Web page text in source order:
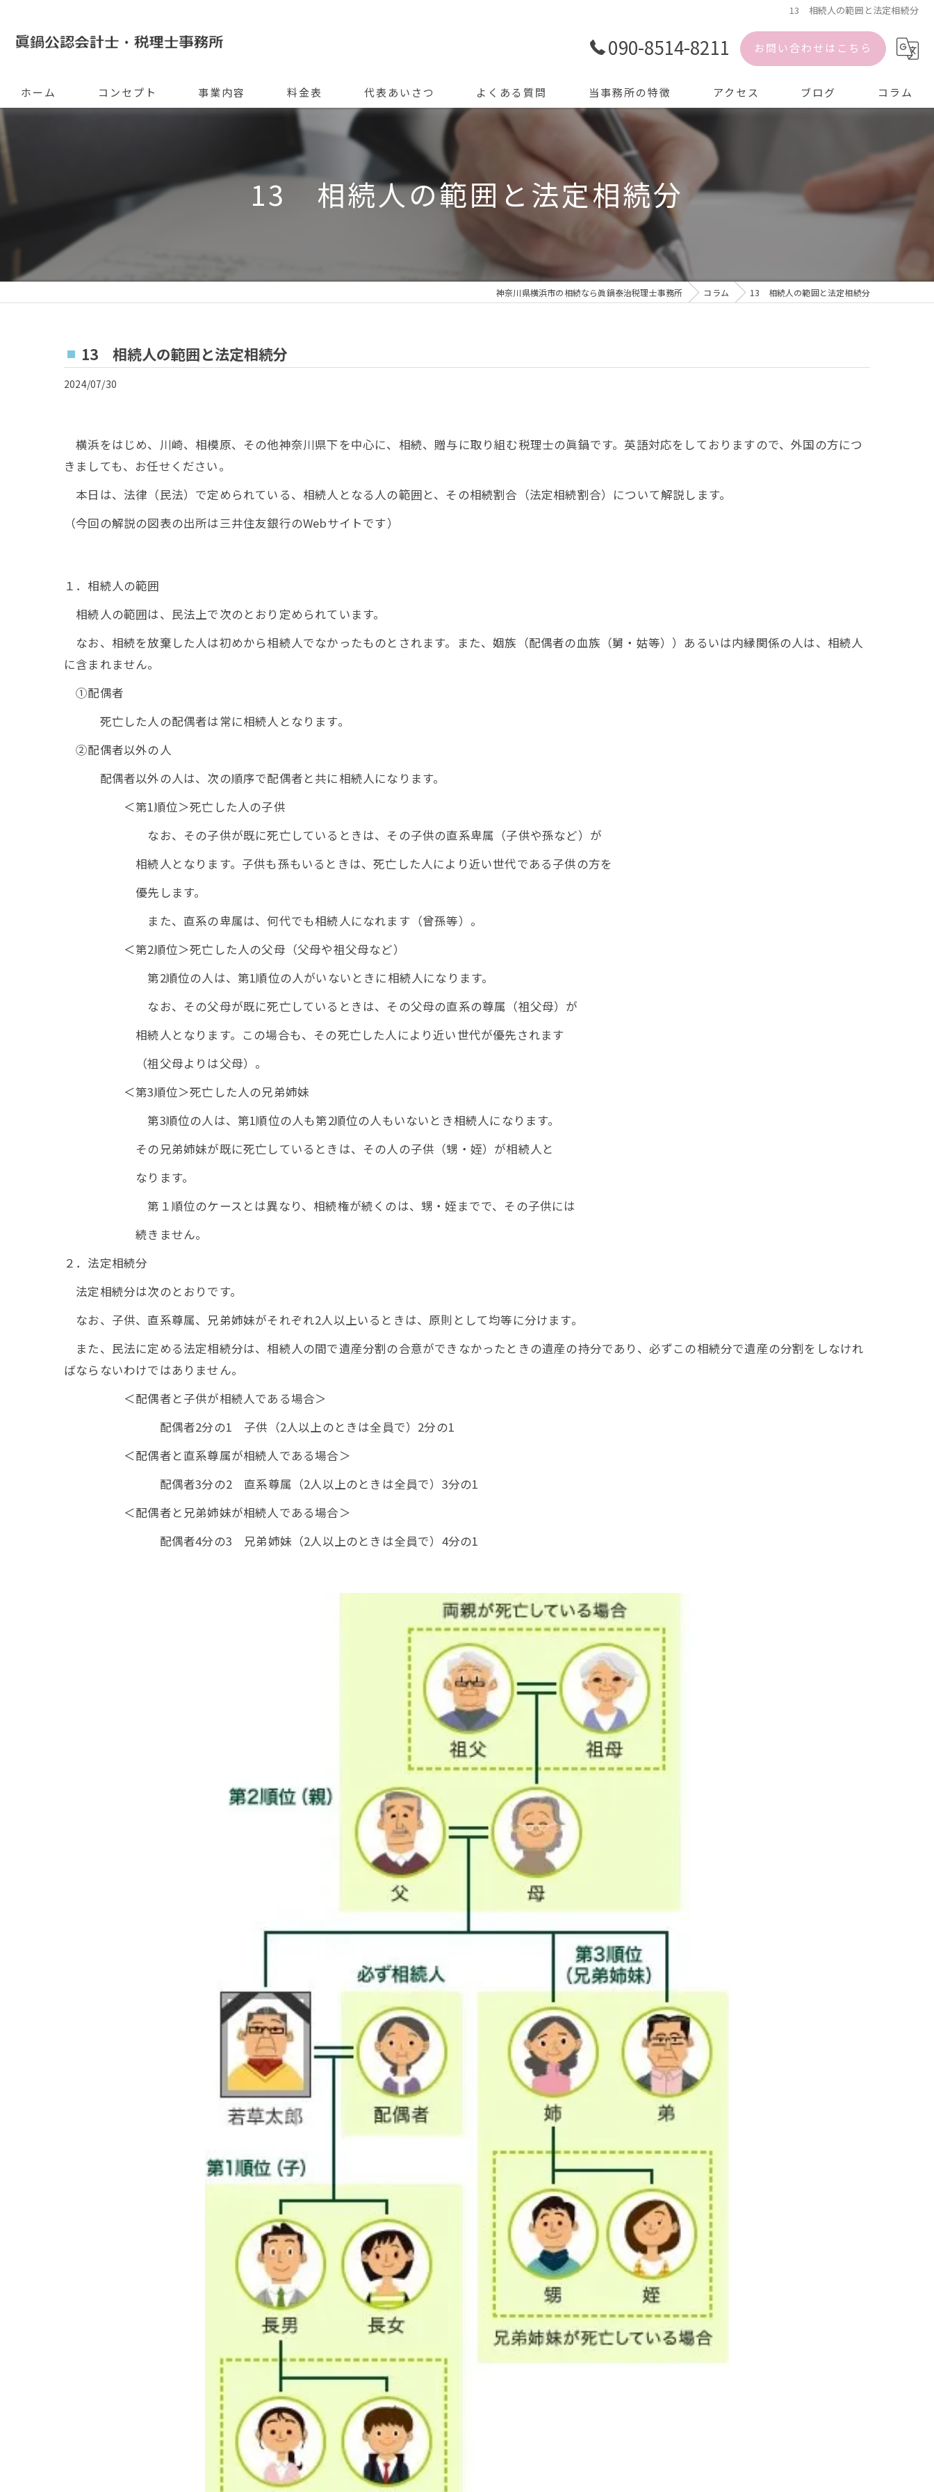
13 相続人の範囲と法定相続分
090-8514-8211 お問い合わせはこちら
ホーム コンセプト 事業内容 料金表 代表あいさつ よくある質問 当事務所の特徴
生前贈与
精算課税
アクセス ブログ コラム
13 相続人の範囲と法定相続分
神奈川県横浜市の相続なら眞鍋泰治税理士事務所 コラム 13 相続人の範囲と法定相続分
13 相続人の範囲と法定相続分
2024/07/30
横浜をはじめ、川崎、相模原、その他神奈川県下を中心に、相続、贈与に取り組む税理士の眞鍋です。英語対応をしておりますので、外国の方につ
きましても、お任せください。
本日は、法律（民法）で定められている、相続人となる人の範囲と、その相続割合（法定相続割合）について解説します。
（今回の解説の図表の出所は三井住友銀行のWebサイトです）
１．相続人の範囲
相続人の範囲は、民法上で次のとおり定められています。
なお、相続を放棄した人は初めから相続人でなかったものとされます。また、姻族（配偶者の血族（舅・姑等））あるいは内縁関係の人は、相続人
に含まれません。
①配偶者
死亡した人の配偶者は常に相続人となります。
②配偶者以外の人
配偶者以外の人は、次の順序で配偶者と共に相続人になります。
＜第1順位＞死亡した人の子供
なお、その子供が既に死亡しているときは、その子供の直系卑属（子供や孫など）が
相続人となります。子供も孫もいるときは、死亡した人により近い世代である子供の方を
優先します。
また、直系の卑属は、何代でも相続人になれます（曾孫等）。
＜第2順位＞死亡した人の父母（父母や祖父母など）
第2順位の人は、第1順位の人がいないときに相続人になります。
なお、その父母が既に死亡しているときは、その父母の直系の尊属（祖父母）が
相続人となります。この場合も、その死亡した人により近い世代が優先されます
（祖父母よりは父母）。
＜第3順位＞死亡した人の兄弟姉妹
第3順位の人は、第1順位の人も第2順位の人もいないとき相続人になります。
その兄弟姉妹が既に死亡しているときは、その人の子供（甥・姪）が相続人と
なります。
第１順位のケースとは異なり、相続権が続くのは、甥・姪までで、その子供には
続きません。
２．法定相続分
法定相続分は次のとおりです。
なお、子供、直系尊属、兄弟姉妹がそれぞれ2人以上いるときは、原則として均等に分けます。
また、民法に定める法定相続分は、相続人の間で遺産分割の合意ができなかったときの遺産の持分であり、必ずこの相続分で遺産の分割をしなけれ
ばならないわけではありません。
＜配偶者と子供が相続人である場合＞
配偶者2分の1 子供（2人以上のときは全員で）2分の1
＜配偶者と直系尊属が相続人である場合＞
配偶者3分の2 直系尊属（2人以上のときは全員で）3分の1
＜配偶者と兄弟姉妹が相続人である場合＞
配偶者4分の3 兄弟姉妹（2人以上のときは全員で）4分の1